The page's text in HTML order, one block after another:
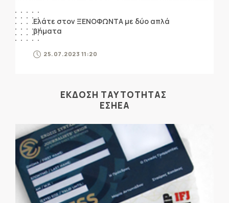
Ελάτε στον ΞΕΝΟΦΩΝΤΑ με δύο απλά
βήματα
25.07.2023 11:20
ΕΚΔΟΣΗ ΤΑΥΤΟΤΗΤΑΣ
ΕΣΗΕΑ